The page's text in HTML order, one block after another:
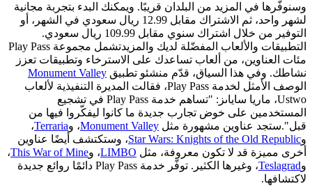
وسنوفّرها في المزيد من البلدان قريبًا. ويمكنك البدء بتجربة مجانية
لشهر واحد، ثم الاشتراك مقابل 12.99 ريال سعودي في الشهر، أو
التوفير من خلال اشتراك سنوي مقابل 109.99 ريال سعودي.
التطبيقات والألعاب المفضّلة لديك والمزيدتشمل مجموعة Play Pass
مئات العناوين، من ألعاب تساعدك على الاسترخاء وتطبيقات تعزز
نشاطك. وفي هذا السياق، قدّم منشئو تطبيق Monument Valley
الوصف الأمثل لخدمة Play Pass، فقالت المديرة التنفيذية لألعاب
Ustwo، ماريا ساياىز: "تساهم خدمة Play Pass في تشجيع
المستخدمين على خوض تجارب جديدة ما كانوا ليفكّروا فيها من
قبل".ستجد عناوين مشهورة مثل Monument Valley، وTerraria،
وStar Wars: Knights of the Old Republic، وستكتشف أيضًا عناوين
أخرى مميزة قد لا تكون معروفة، مثل LIMBO، وThis War of Mine،
وTeslagrad
، وغيرها الكثير. توفّر خدمة Play Pass دائمًا روائع جديدة
لاكتشافها.